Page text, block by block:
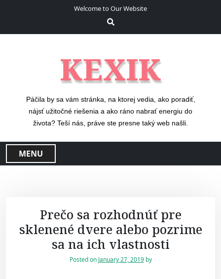
Welcome to Our Website
KEXIK
Páčila by sa vám stránka, na ktorej vedia, ako poradiť,
nájsť užitočné riešenia a ako ráno nabrať energiu do
života? Teší nás, práve ste presne taký web našli.
MENU
Prečo sa rozhodnúť pre
sklenené dvere alebo pozrime
sa na ich vlastnosti
Posted on January 27, 2019by